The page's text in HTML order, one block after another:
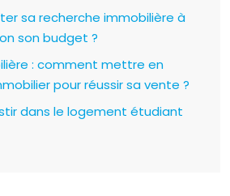
sa recherche immobilière à
son budget ?
: comment mettre en
pour réussir sa vente ?
dans le logement étudiant